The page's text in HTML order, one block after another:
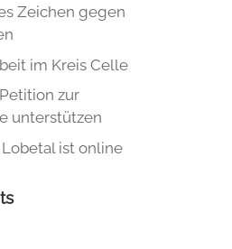
Zeichen gegen
im Kreis Celle
zur
unterstützen
ist online